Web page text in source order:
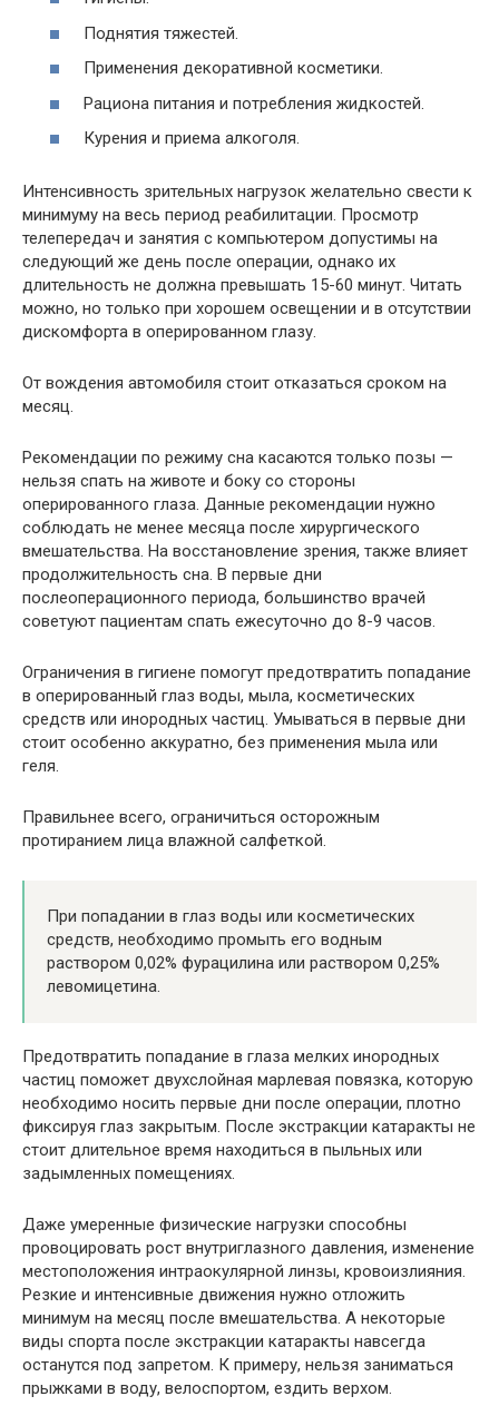
Поднятия тяжестей.
Применения декоративной косметики.
Рациона питания и потребления жидкостей.
Курения и приема алкоголя.
Интенсивность зрительных нагрузок желательно свести к
минимуму на весь период реабилитации. Просмотр
телепередач и занятия с компьютером допустимы на
следующий же день после операции, однако их
длительность не должна превышать 15-60 минут. Читать
можно, но только при хорошем освещении и в отсутствии
дискомфорта в оперированном глазу.
От вождения автомобиля стоит отказаться сроком на
месяц.
Рекомендации по режиму сна касаются только позы —
нельзя спать на животе и боку со стороны
оперированного глаза. Данные рекомендации нужно
соблюдать не менее месяца после хирургического
вмешательства. На восстановление зрения, также влияет
продолжительность сна. В первые дни
послеоперационного периода, большинство врачей
советуют пациентам спать ежесуточно до 8-9 часов.
Ограничения в гигиене помогут предотвратить попадание
в оперированный глаз воды, мыла, косметических
средств или инородных частиц. Умываться в первые дни
стоит особенно аккуратно, без применения мыла или
геля.
Правильнее всего, ограничиться осторожным
протиранием лица влажной салфеткой.
При попадании в глаз воды или косметических
средств, необходимо промыть его водным
раствором 0,02% фурацилина или раствором 0,25%
левомицетина.
Предотвратить попадание в глаза мелких инородных
частиц поможет двухслойная марлевая повязка, которую
необходимо носить первые дни после операции, плотно
фиксируя глаз закрытым. После экстракции катаракты не
стоит длительное время находиться в пыльных или
задымленных помещениях.
Даже умеренные физические нагрузки способны
провоцировать рост внутриглазного давления, изменение
местоположения интраокулярной линзы, кровоизлияния.
Резкие и интенсивные движения нужно отложить
минимум на месяц после вмешательства. А некоторые
виды спорта после экстракции катаракты навсегда
останутся под запретом. К примеру, нельзя заниматься
прыжками в воду, велоспортом, ездить верхом.